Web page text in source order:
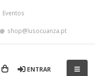
Eventos
shop@lusocuanza.pt
ENTRAR